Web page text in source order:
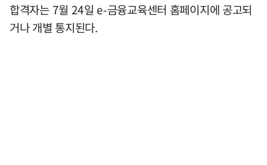
합격자는 7월 24일 e-금융교육센터 홈페이지에 공고되
거나 개별 통지된다.